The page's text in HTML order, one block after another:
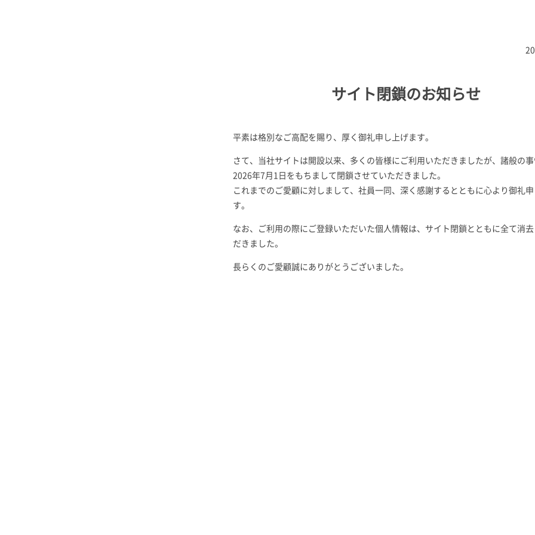
サイト閉鎖のお知らせ
平素は格別なご高配を賜り、厚く御礼申し上げます。
さて、当社サイトは開設以来、多くの皆様にご利用いただきましたが、諸般の
2026年7月1日をもちまして閉鎖させていただきました。
これまでのご愛顧に対しまして、社員一同、深く感謝するとともに心より御礼
す。
なお、ご利用の際にご登録いただいた個人情報は、サイト閉鎖とともに全て消
だきました。
長らくのご愛顧誠にありがとうございました。